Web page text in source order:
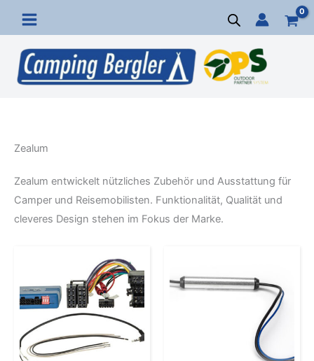
Inhalt
springen
Zealum
Zealum entwickelt nützliches Zubehör und Ausstattung für
Camper und Reisemobilisten. Funktionalität, Qualität und
cleveres Design stehen im Fokus der Marke.